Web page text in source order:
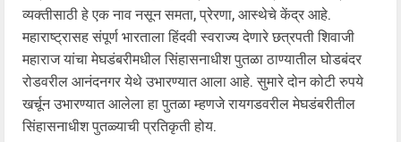
व्यक्तीसाठी हे एक नाव नसून समता, प्रेरणा, आस्थेचे केंद्र आहे.
महाराष्ट्रासह संपूर्ण भारताला हिंदवी स्वराज्य देणारे छत्रपती शिवाजी
महाराज यांचा मेघडंबरीमधील सिंहासनाधीश पुतळा ठाण्यातील घोडबंदर
रोडवरील आनंदनगर येथे उभारण्यात आला आहे. सुमारे दोन कोटी रुपये
खर्चून उभारण्यात आलेला हा पुतळा म्हणजे रायगडवरील मेघडंबरीतील
सिंहासनाधीश पुतळ्याची प्रतिकृती होय.